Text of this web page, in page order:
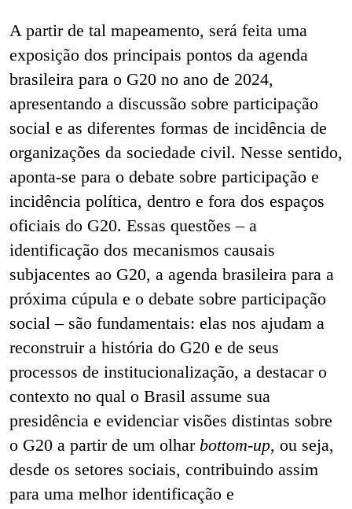
A partir de tal mapeamento, será feita uma
exposição dos principais pontos da agenda
brasileira para o G20 no ano de 2024,
apresentando a discussão sobre participação
social e as diferentes formas de incidência de
organizações da sociedade civil. Nesse sentido,
aponta-se para o debate sobre participação e
incidência política, dentro e fora dos espaços
oficiais do G20. Essas questões – a
identificação dos mecanismos causais
subjacentes ao G20, a agenda brasileira para a
próxima cúpula e o debate sobre participação
social – são fundamentais: elas nos ajudam a
reconstruir a história do G20 e de seus
processos de institucionalização, a destacar o
contexto no qual o Brasil assume sua
presidência e evidenciar visões distintas sobre
o G20 a partir de um olhar bottom-up, ou seja,
desde os setores sociais, contribuindo assim
para uma melhor identificação e